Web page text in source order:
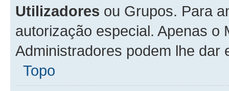
Utilizadores ou Grupos. Para
autorização especial. Apenas o
Administradores podem lhe
Topo